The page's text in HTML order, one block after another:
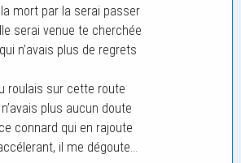
la mort par la serai passer
serai venue te cherchée
n’avais plus de regrets
roulais sur cette route
plus aucun doute
connard qui en rajoute
il me dégoute…